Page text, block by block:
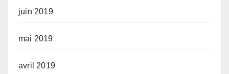
juin 2019
mai 2019
avril 2019